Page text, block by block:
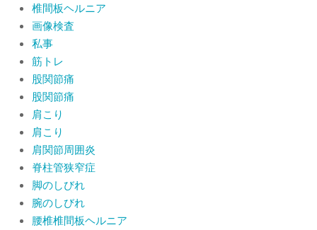
椎間板ヘルニア
画像検査
私事
筋トレ
股関節痛
股関節痛
肩こり
肩こり
肩関節周囲炎
脊柱管狭窄症
脚のしびれ
腕のしびれ
腰椎椎間板ヘルニア